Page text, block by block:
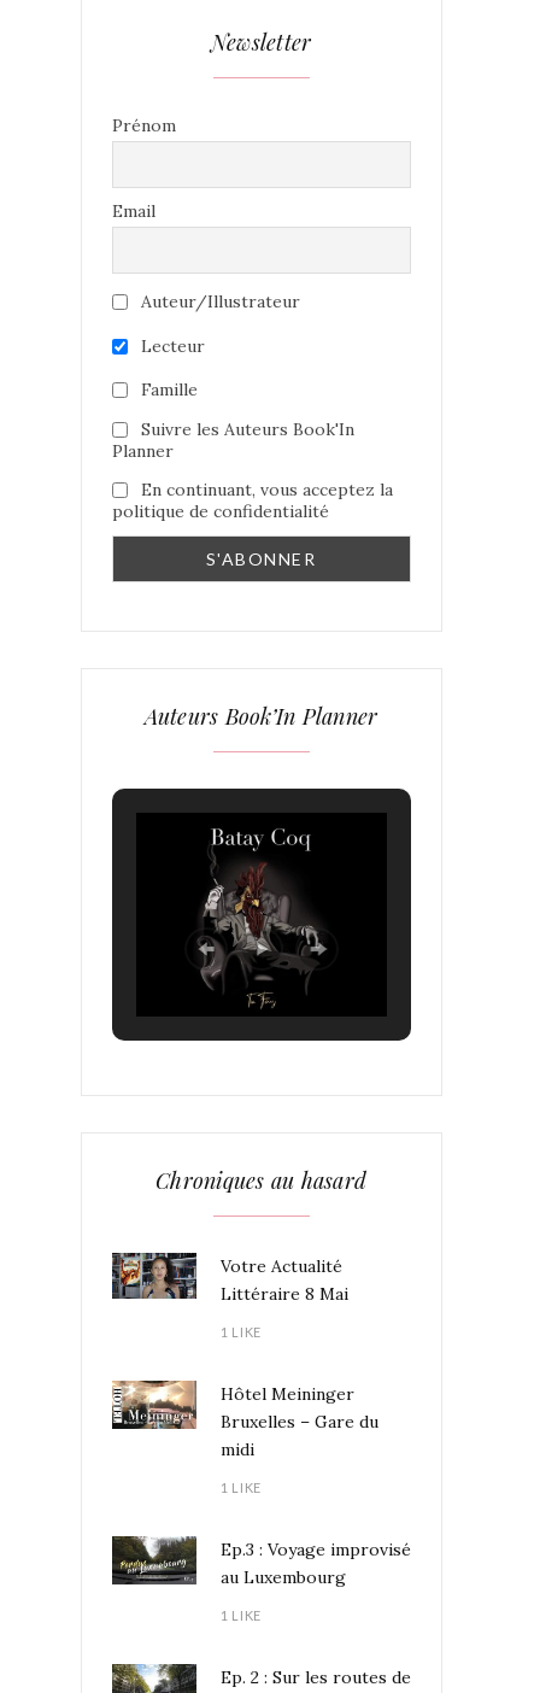
Newsletter
Prénom
Email
Auteur/Illustrateur
Lecteur
Famille
Suivre les Auteurs Book'In
Planner
En continuant, vous acceptez la
politique de confidentialité
Auteurs Book’In Planner
Chroniques au hasard
Votre Actualité
Littéraire 8 Mai
1 LIKE
Hôtel Meininger
Bruxelles – Gare du
midi
1 LIKE
Ep.3 : Voyage improvisé
au Luxembourg
1 LIKE
Ep. 2 : Sur les routes de